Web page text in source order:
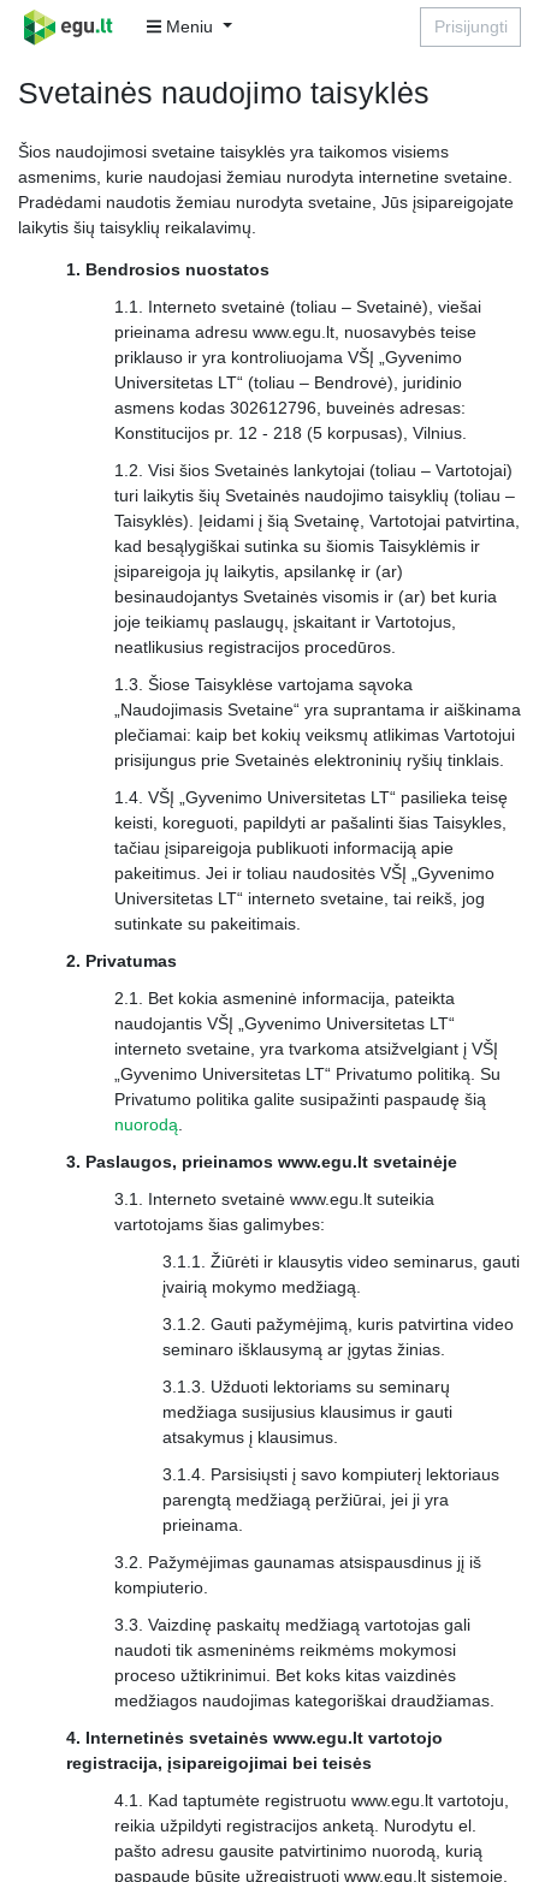
Meniu Prisijungti
Svetainės naudojimo taisyklės
Šios naudojimosi svetaine taisyklės yra taikomos visiems
asmenims, kurie naudojasi žemiau nurodyta internetine svetaine.
Pradėdami naudotis žemiau nurodyta svetaine, Jūs įsipareigojate
laikytis šių taisyklių reikalavimų.
Bendrosios nuostatos
Interneto svetainė (toliau – Svetainė), viešai
prieinama adresu www.egu.lt, nuosavybės teise
priklauso ir yra kontroliuojama VŠĮ „Gyvenimo
Universitetas LT“ (toliau – Bendrovė), juridinio
asmens kodas 302612796, buveinės adresas:
Konstitucijos pr. 12 - 218 (5 korpusas), Vilnius.
Visi šios Svetainės lankytojai (toliau – Vartotojai)
turi laikytis šių Svetainės naudojimo taisyklių (toliau –
Taisyklės). Įeidami į šią Svetainę, Vartotojai patvirtina,
kad besąlygiškai sutinka su šiomis Taisyklėmis ir
įsipareigoja jų laikytis, apsilankę ir (ar)
besinaudojantys Svetainės visomis ir (ar) bet kuria
joje teikiamų paslaugų, įskaitant ir Vartotojus,
neatlikusius registracijos procedūros.
Šiose Taisyklėse vartojama sąvoka
„Naudojimasis Svetaine“ yra suprantama ir aiškinama
plečiamai: kaip bet kokių veiksmų atlikimas Vartotojui
prisijungus prie Svetainės elektroninių ryšių tinklais.
VŠĮ „Gyvenimo Universitetas LT“ pasilieka teisę
keisti, koreguoti, papildyti ar pašalinti šias Taisykles,
tačiau įsipareigoja publikuoti informaciją apie
pakeitimus. Jei ir toliau naudositės VŠĮ „Gyvenimo
Universitetas LT“ interneto svetaine, tai reikš, jog
sutinkate su pakeitimais.
Privatumas
Bet kokia asmeninė informacija, pateikta
naudojantis VŠĮ „Gyvenimo Universitetas LT“
interneto svetaine, yra tvarkoma atsižvelgiant į VŠĮ
„Gyvenimo Universitetas LT“ Privatumo politiką. Su
Privatumo politika galite susipažinti paspaudę šią
nuorodą
Paslaugos, prieinamos www.egu.lt svetainėje
Interneto svetainė www.egu.lt suteikia
vartotojams šias galimybes:
Žiūrėti ir klausytis video seminarus, gauti
įvairią mokymo medžiagą.
Gauti pažymėjimą, kuris patvirtina video
seminaro išklausymą ar įgytas žinias.
Užduoti lektoriams su seminarų
medžiaga susijusius klausimus ir gauti
atsakymus į klausimus.
Parsisiųsti į savo kompiuterį lektoriaus
parengtą medžiagą peržiūrai, jei ji yra
prieinama.
Pažymėjimas gaunamas atsispausdinus jį iš
kompiuterio.
Vaizdinę paskaitų medžiagą vartotojas gali
naudoti tik asmeninėms reikmėms mokymosi
proceso užtikrinimui. Bet koks kitas vaizdinės
medžiagos naudojimas kategoriškai draudžiamas.
Internetinės svetainės www.egu.lt vartotojo
registracija, įsipareigojimai bei teisės
Kad taptumėte registruotu www.egu.lt vartotoju,
reikia užpildyti registracijos anketą. Nurodytu el.
pašto adresu gausite patvirtinimo nuorodą, kurią
paspaudę būsite užregistruoti www.egu.lt sistemoje.